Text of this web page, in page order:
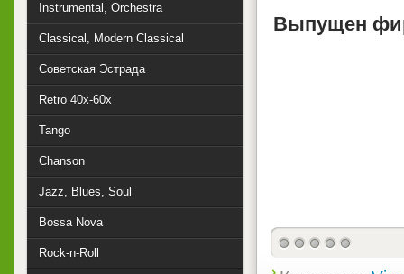
Выпущен
Instrumental, Orchestra
Classical, Modern Classical
Советская Эстрада
Retro 40x-60x
Tango
Chanson
Jazz, Blues, Soul
Bossa Nova
Rock-n-Roll